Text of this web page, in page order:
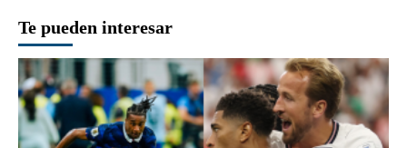
Resumen
y
clasificaciones
segundo
día
Te pueden interesar